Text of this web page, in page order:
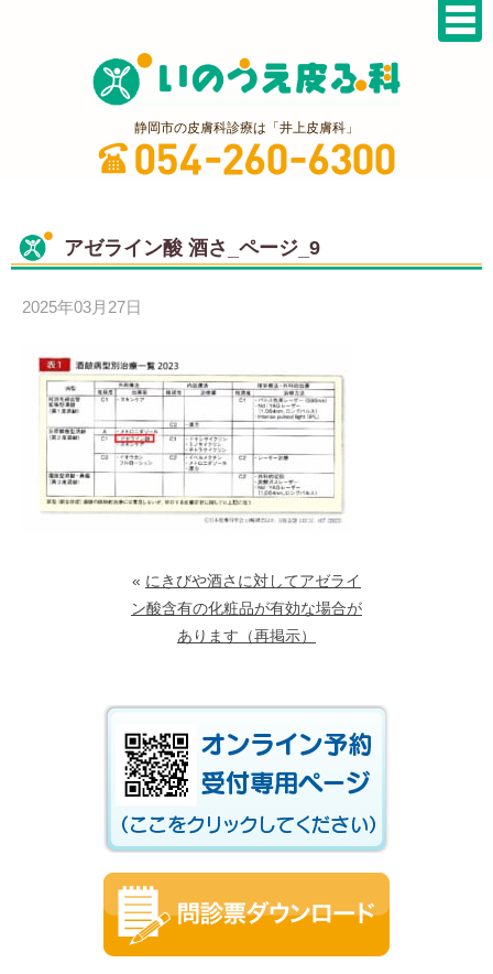
静岡市の皮膚科診療は「井上皮膚科」
アゼライン酸 酒さ_ページ_9
2025年03月27日
« にきびや酒さに対してアゼライ
ン酸含有の化粧品が有効な場合が
あります（再掲示）